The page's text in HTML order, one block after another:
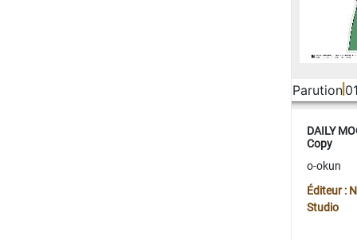
Parution
DAILY
Copy
o-okun
Éditeur :
Studio